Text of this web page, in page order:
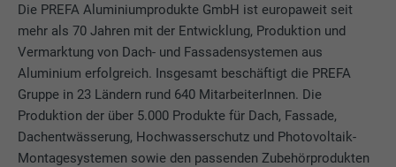
Die PREFA Aluminiumprodukte GmbH ist europaweit seit
mehr als 70 Jahren mit der Entwicklung, Produktion und
Vermarktung von Dach- und Fassadensystemen aus
Aluminium erfolgreich. Insgesamt beschäftigt die PREFA
Gruppe in 23 Ländern rund 640 MitarbeiterInnen. Die
Produktion der über 5.000 Produkte für Dach, Fassade,
Dachentwässerung, Hochwasserschutz und Photovoltaik-
Montagesystemen sowie den passenden Zubehörprodukten